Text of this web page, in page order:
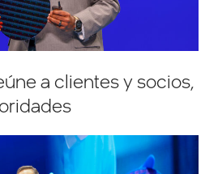
a clientes y socios,